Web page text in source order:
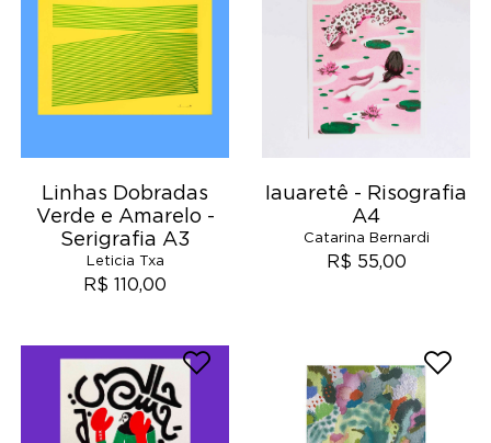
Linhas Dobradas
Verde e Amarelo -
Serigrafia A3
Leticia Txa
R$ 110,00
Iauaretê - Risografia
A4
Catarina Bernardi
R$ 55,00